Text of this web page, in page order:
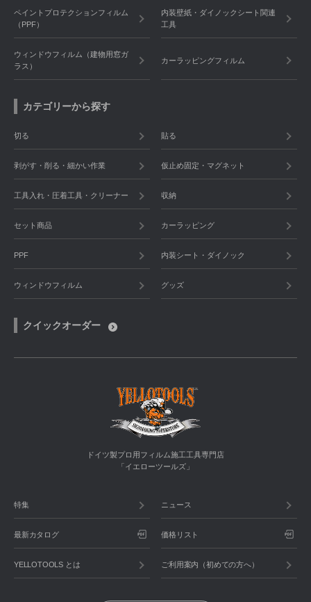
ペイントプロテクションフィルム
（PPF）
内装壁紙・ダイノックシート関連
工具
ウィンドウフィルム（建物用窓ガ
ラス）
カーラッピングフィルム
カテゴリーから探す
切る 貼る
剥がす・削る・細かい作業 仮止め固定・マグネット
工具入れ・圧着工具・クリーナー 収納
セット商品 カーラッピング
PPF 内装シート・ダイノック
ウィンドウフィルム グッズ
クイックオーダー
ドイツ製プロ用フィルム施工工具専門店
「イエローツールズ」
特集 ニュース
最新カタログ 価格リスト
YELLOTOOLS とは ご利用案内（初めての方へ）